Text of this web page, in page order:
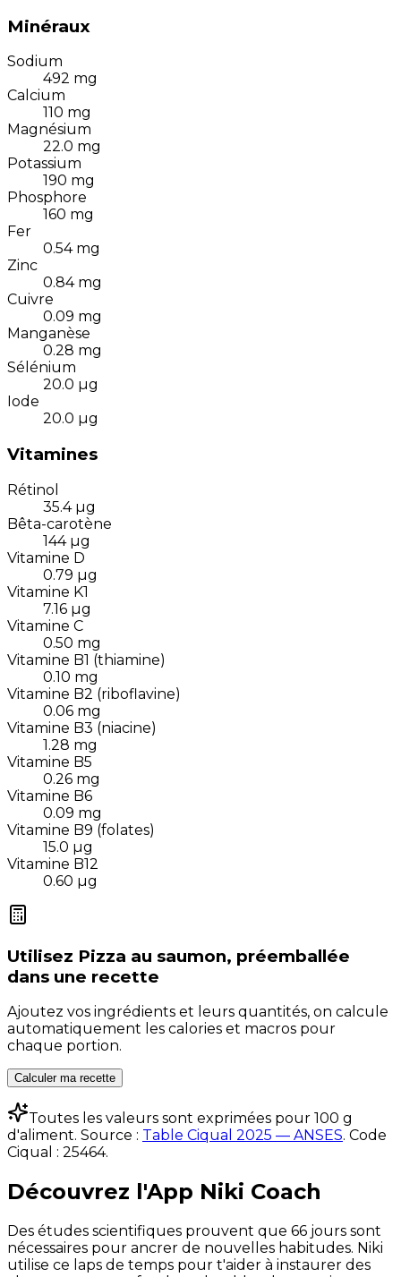
Minéraux
Sodium
492 mg
Calcium
110 mg
Magnésium
22.0 mg
Potassium
190 mg
Phosphore
160 mg
Fer
0.54 mg
Zinc
0.84 mg
Cuivre
0.09 mg
Manganèse
0.28 mg
Sélénium
20.0 µg
Iode
20.0 µg
Vitamines
Rétinol
35.4 µg
Bêta-carotène
144 µg
Vitamine D
0.79 µg
Vitamine K1
7.16 µg
Vitamine C
0.50 mg
Vitamine B1 (thiamine)
0.10 mg
Vitamine B2 (riboflavine)
0.06 mg
Vitamine B3 (niacine)
1.28 mg
Vitamine B5
0.26 mg
Vitamine B6
0.09 mg
Vitamine B9 (folates)
15.0 µg
Vitamine B12
0.60 µg
Utilisez Pizza au saumon, préemballée
dans une recette
Ajoutez vos ingrédients et leurs quantités, on calcule
automatiquement les calories et macros pour
chaque portion.
Calculer ma recette
Toutes les valeurs sont exprimées pour 100 g
d'aliment. Source : Table Ciqual 2025 — ANSES. Code
Ciqual : 25464.
Découvrez l'App Niki Coach
Des études scientifiques prouvent que 66 jours sont
nécessaires pour ancrer de nouvelles habitudes. Niki
utilise ce laps de temps pour t'aider à instaurer des